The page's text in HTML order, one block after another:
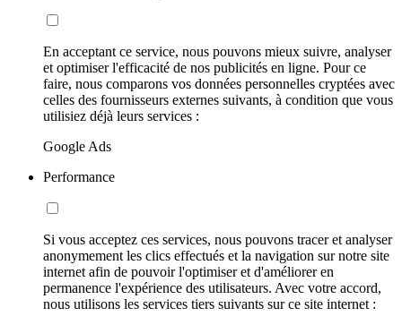
En acceptant ce service, nous pouvons mieux suivre, analyser
et optimiser l'efficacité de nos publicités en ligne. Pour ce
faire, nous comparons vos données personnelles cryptées avec
celles des fournisseurs externes suivants, à condition que vous
utilisiez déjà leurs services :
Google Ads
Performance
Si vous acceptez ces services, nous pouvons tracer et analyser
anonymement les clics effectués et la navigation sur notre site
internet afin de pouvoir l'optimiser et d'améliorer en
permanence l'expérience des utilisateurs. Avec votre accord,
nous utilisons les services tiers suivants sur ce site internet :